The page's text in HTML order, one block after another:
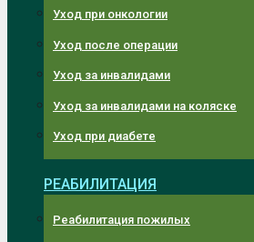
Уход при онкологии
Уход после операции
Уход за инвалидами
Уход за инвалидами на коляске
Уход при диабете
РЕАБИЛИТАЦИЯ
Реабилитация пожилых